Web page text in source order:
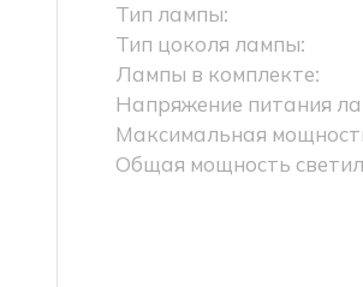
Тип лампы:
Тип цоколя лампы:
Лампы в комплекте:
Напряжение питания
Максимальная
Общая мощность